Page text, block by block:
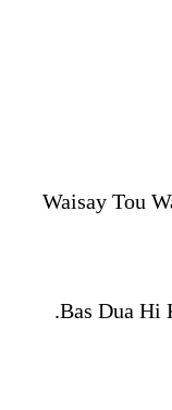
Waisay Tou
Bas Dua Hi